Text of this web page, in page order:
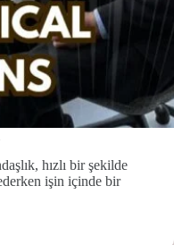
hızlı bir şekilde
işin içinde bir